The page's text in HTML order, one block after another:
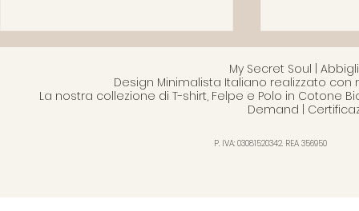
My Secret Soul |
Design Minimalista Italiano realizzato
La nostra collezione di T-shirt, Felpe e Polo in Cotone
Demand |
P. IVA: 03081520342. REA 356950